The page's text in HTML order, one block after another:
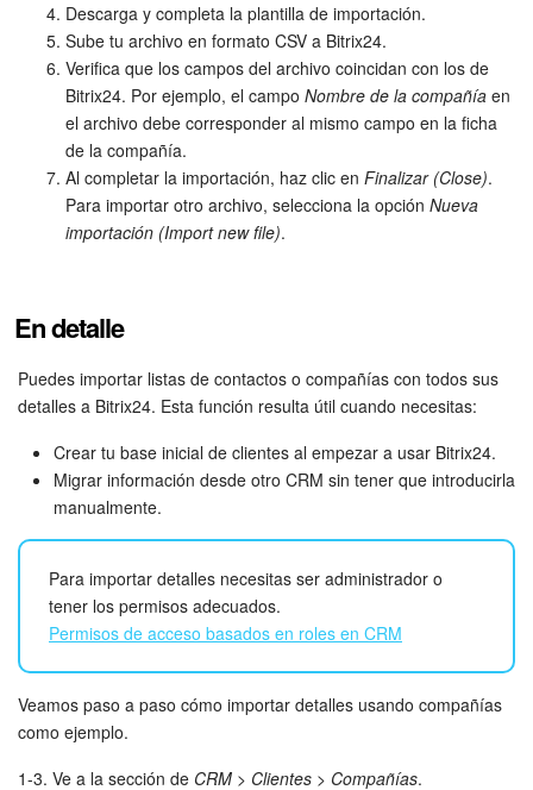
Bitrix24 Drive
Webmail
Grupos de trabajo
Tareas
CoPilot - IA en Bitrix24
CRM
Contact center
Sales center
CRM Analytics
Bitrix24 Market
Sitios web
Descarga y completa la plantilla de importación.
Sube tu archivo en formato CSV a Bitrix24.
Verifica que los campos del archivo coincidan con los de
Bitrix24. Por ejemplo, el campo Nombre de la compañía en
el archivo debe corresponder al mismo campo en la ficha
de la compañía.
Al completar la importación, haz clic en Finalizar (Close).
Para importar otro archivo, selecciona la opción Nueva
importación (Import new file).
En detalle
Puedes importar listas de contactos o compañías con todos sus
detalles a Bitrix24. Esta función resulta útil cuando necesitas:
Crear tu base inicial de clientes al empezar a usar Bitrix24.
Migrar información desde otro CRM sin tener que introducirla
manualmente.
Para importar detalles necesitas ser administrador o
tener los permisos adecuados.
Permisos de acceso basados en roles en CRM
Veamos paso a paso cómo importar detalles usando compañías
como ejemplo.
1-3. Ve a la sección de CRM > Clientes > Compañías.